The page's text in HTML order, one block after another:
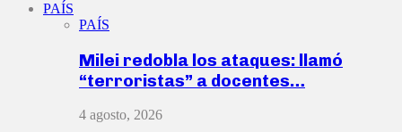
PAÍS
PAÍS
Milei redobla los ataques: llamó
“terroristas” a docentes…
4 agosto, 2026